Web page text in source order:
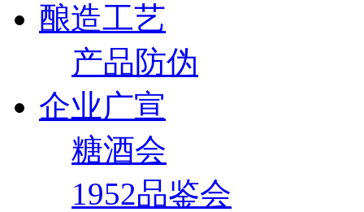
酿造工艺
产品防伪
企业广宣
糖酒会
1952品鉴会